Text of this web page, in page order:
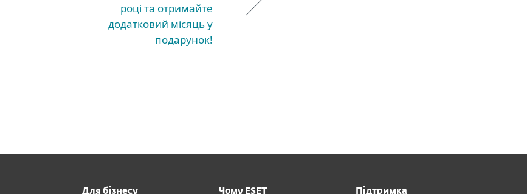
році та отримайте
додатковий місяць у
подарунок!
Для бізнесу Чому ESET Підтримка